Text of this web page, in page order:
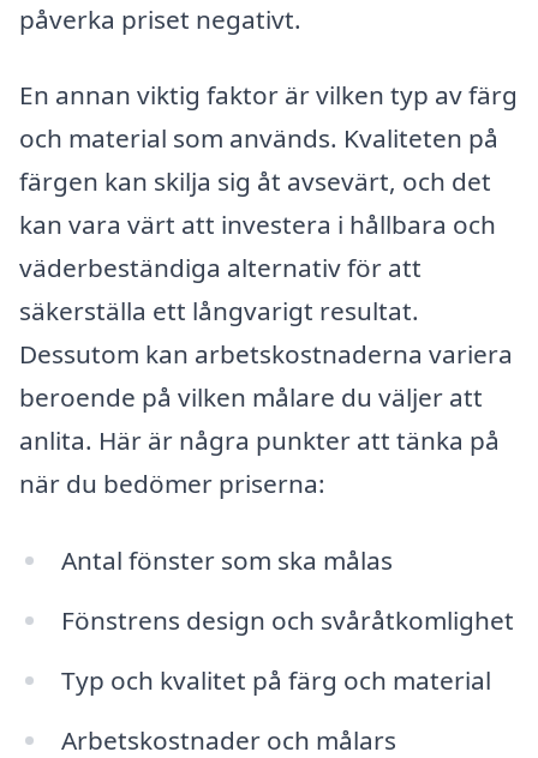
påverka priset negativt.
En annan viktig faktor är vilken typ av färg
och material som används. Kvaliteten på
färgen kan skilja sig åt avsevärt, och det
kan vara värt att investera i hållbara och
väderbeständiga alternativ för att
säkerställa ett långvarigt resultat.
Dessutom kan arbetskostnaderna variera
beroende på vilken målare du väljer att
anlita. Här är några punkter att tänka på
när du bedömer priserna:
Antal fönster som ska målas
Fönstrens design och svåråtkomlighet
Typ och kvalitet på färg och material
Arbetskostnader och målars